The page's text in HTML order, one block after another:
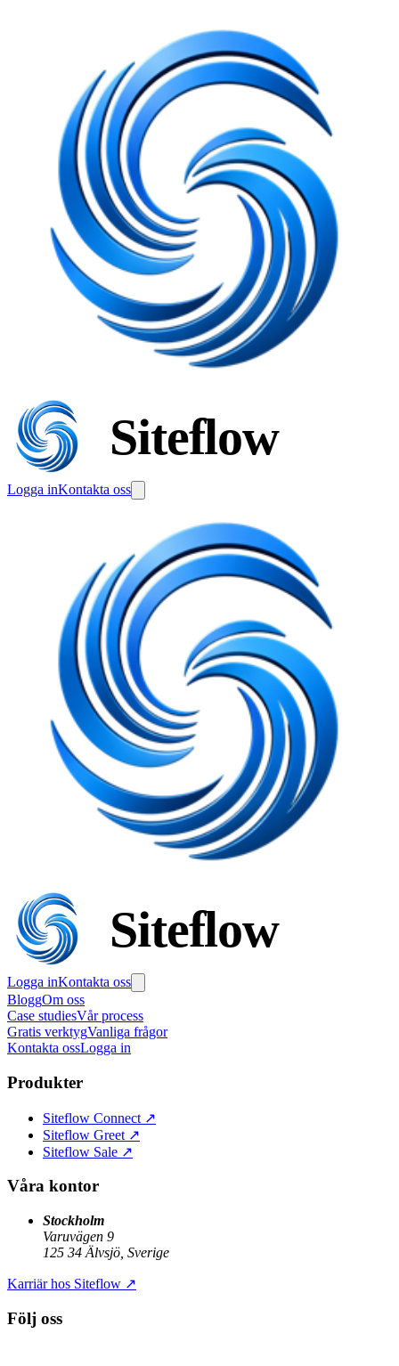
Siteflow
Logga inKontakta oss
Siteflow
Logga inKontakta oss
BloggOm oss
Case studiesVår process
Gratis verktygVanliga frågor
Kontakta ossLogga in
Produkter
Siteflow Connect ↗
Siteflow Greet ↗
Siteflow Sale ↗
Våra kontor
Stockholm
Varuvägen 9
125 34 Älvsjö, Sverige
Karriär hos Siteflow ↗
Följ oss